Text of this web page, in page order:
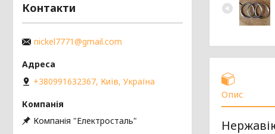
Опис
Контакти
nickel7771@gmail.com
+380991632367, Київ, Україна
Компанія "Електросталь"